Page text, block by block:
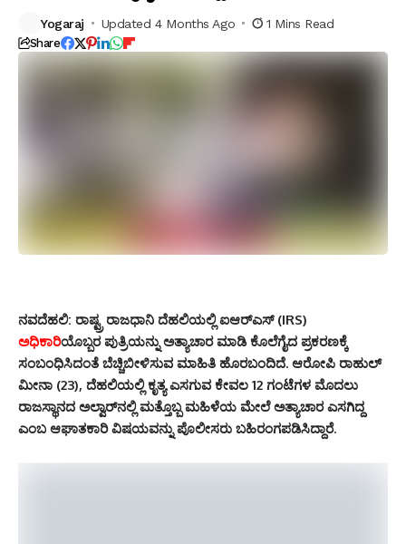
Yogaraj Updated 4 Months Ago 1 Mins Read
Share
ನವದೆಹಲಿ: ರಾಷ್ಟ್ರ ರಾಜಧಾನಿ ದೆಹಲಿಯಲ್ಲಿ ಐಆರ್‌ಎಸ್ (IRS)
ಅಧಿಕಾರಿಯೊಬ್ಬರ ಪುತ್ರಿಯನ್ನು ಅತ್ಯಾಚಾರ ಮಾಡಿ ಕೊಲೆಗೈದ ಪ್ರಕರಣಕ್ಕೆ
ಸಂಬಂಧಿಸಿದಂತೆ ಬೆಚ್ಚಿಬೀಳಿಸುವ ಮಾಹಿತಿ ಹೊರಬಂದಿದೆ. ಆರೋಪಿ ರಾಹುಲ್
ಮೀನಾ (23), ದೆಹಲಿಯಲ್ಲಿ ಕೃತ್ಯ ಎಸಗುವ ಕೇವಲ 12 ಗಂಟೆಗಳ ಮೊದಲು
ರಾಜಸ್ಥಾನದ ಅಲ್ವಾರ್‌ನಲ್ಲಿ ಮತ್ತೊಬ್ಬ ಮಹಿಳೆಯ ಮೇಲೆ ಅತ್ಯಾಚಾರ ಎಸಗಿದ್ದ
ಎಂಬ ಆಘಾತಕಾರಿ ವಿಷಯವನ್ನು ಪೊಲೀಸರು ಬಹಿರಂಗಪಡಿಸಿದ್ದಾರೆ.